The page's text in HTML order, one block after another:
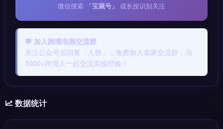
微信搜索 「宝藏号」 或长按识别关注
💬 加入跨境电商交流群
关注公众号后回复「入群」，免费加入卖家交流群，与
3000+跨境人一起交流实操经验！
数据统计